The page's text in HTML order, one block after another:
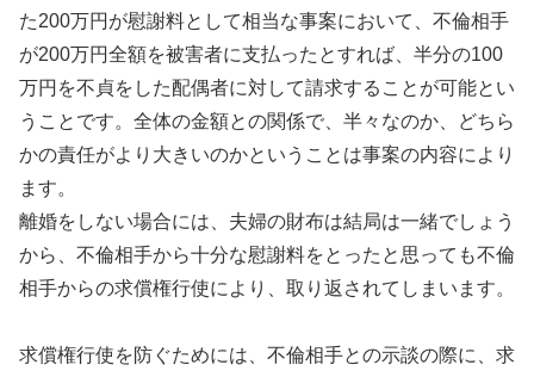
た200万円が慰謝料として相当な事案において、不倫相手
が200万円全額を被害者に支払ったとすれば、半分の100
万円を不貞をした配偶者に対して請求することが可能とい
うことです。全体の金額との関係で、半々なのか、どちら
かの責任がより大きいのかということは事案の内容により
ます。
離婚をしない場合には、夫婦の財布は結局は一緒でしょう
から、不倫相手から十分な慰謝料をとったと思っても不倫
相手からの求償権行使により、取り返されてしまいます。
求償権行使を防ぐためには、不倫相手との示談の際に、求